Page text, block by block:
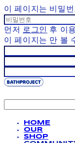
이 페이지는 비밀
먼저 로그인 후 이
이 페이지는 만 볼
HOME
OUR
SHOP